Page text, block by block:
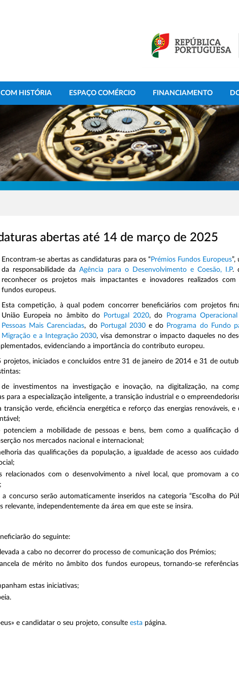
HISTÓRIA ESPAÇO COMÉRCIO FINANCIAMENTO
abertas até 14 de março de 2025
Encontram-se abertas as candidaturas para os “Prémios Fundos Europeus
da responsabilidade daAgência para o Desenvolvimento e Coesão, I.P.
reconhecer os projetos mais impactantes e inovadores realizados
fundos europeus.
Esta competição, à qual podem concorrer beneficiários com projetos
União Europeia no âmbito do
Portugal 2020, do
Programa
Pessoas Mais Carenciadas, do Portugal 2030e do Programa do Fundo
Migração e a Integração 2030, visa demonstrar o impacto daqueles no
evidenciando a importância do contributo europeu.
iniciados e concluídos entre 31 de janeiro de 2014 e 31 de
investimentos na investigação e inovação, na digitalização, na
para a especialização inteligente, a transição industrial e o
verde, eficiência energética e reforço das energias renováveis, e
a mobilidade de pessoas e bens, bem como a qualificação
nos mercados nacional e internacional;
das qualificações da população, a igualdade de acesso aos
relacionados com o desenvolvimento a nível local, que promovam a
serão automaticamente inseridos na categoria “Escolha do
independentemente da área em que este se insira.
do seguinte:
a cabo no decorrer do processo de comunicação dos Prémios;
de mérito no âmbito dos fundos europeus, tornando-se
estas iniciativas;
e candidatar o seu projeto, consulte esta página.